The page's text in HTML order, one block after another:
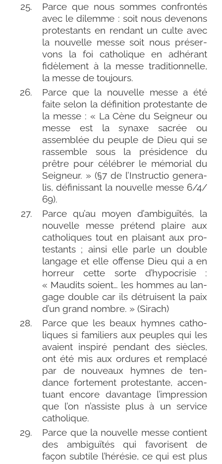
Parce que nous sommes confron­tés
avec le dilemme : soit nous deve­nons
pro­tes­tants en ren­dant un culte avec
la nou­velle messe soit nous pré­ser­
vons la foi catho­lique en adhé­rant
fidè­le­ment à la messe tra­di­tion­nelle,
la messe de toujours.
Parce que la nou­velle messe a été
faite selon la défi­ni­tion pro­tes­tante de
la messe : « La Cène du Seigneur ou
messe est la synaxe sacrée ou
assem­blée du peuple de Dieu qui se
ras­semble sous la pré­si­dence du
prêtre pour célé­brer le mémo­rial du
Seigneur. » (§7 de l’Instructio gene­ra­
lis, défi­nis­sant la nou­velle messe 6/​4/​
69).
Parce qu’au moyen d’ambiguïtés, la
nou­velle messe pré­tend plaire aux
catho­liques tout en plai­sant aux pro­
tes­tants ; ain­si elle parle un double
lan­gage et elle offense Dieu qui a en
hor­reur cette sorte d’hypocrisie :
« Maudits soient… les hommes au lan­
gage double car ils détruisent la paix
d’un grand nombre. » (Sirach)
Parce que les beaux hymnes catho­
liques si fami­liers aux peuples qui les
avaient ins­pi­ré pen­dant des siècles,
ont été mis aux ordures et rem­pla­cé
par de nou­veaux hymnes de ten­
dance for­te­ment pro­tes­tante, accen­
tuant encore davan­tage l’impression
que l’on n’assiste plus à un ser­vice
catholique.
Parce que la nou­velle messe contient
des ambi­guï­tés qui favo­risent de
façon sub­tile l’hérésie, ce qui est plus